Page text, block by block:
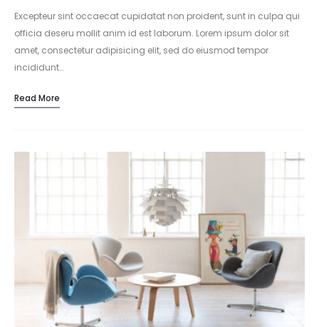
Excepteur sint occaecat cupidatat non proident, sunt in culpa qui
officia deseru mollit anim id est laborum. Lorem ipsum dolor sit
amet, consectetur adipisicing elit, sed do eiusmod tempor
incididunt…
Read More